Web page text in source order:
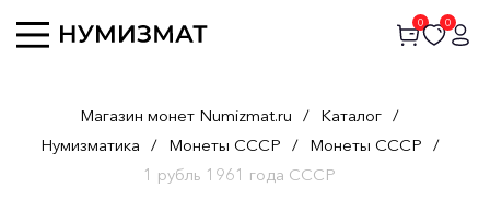
0 0
Магазин монет Numizmat.ru / Каталог /
Нумизматика / Монеты СССР / Монеты СССР /
1 рубль 1961 года СССР